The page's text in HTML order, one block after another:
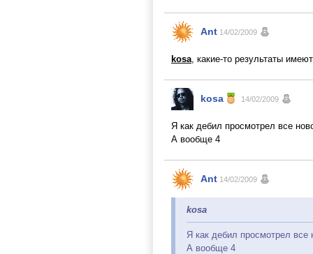
Ant 14/02/2009
kosa, какие-то результаты
kosa 14/02/2009
Я как дебил просмотрел все
А вообще 4
Ant 14/02/2009
kosa
Я как дебил просмотрел все
А вообще 4